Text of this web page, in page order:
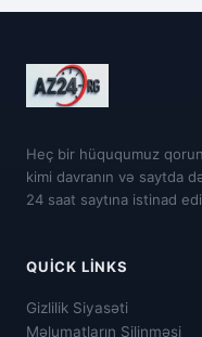
Heç bir hüququmuz
kimi davranın və saytda
24 saat saytına istinad
QUICK LINKS
Gizlilik Siyasəti
Məlumatların Silinməsi